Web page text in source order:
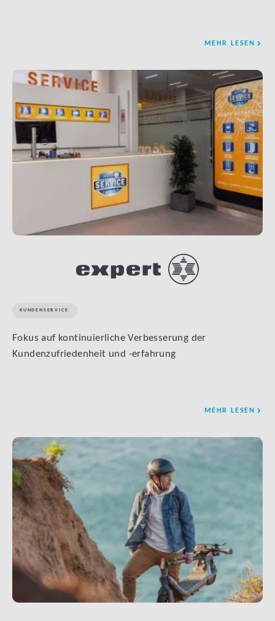
MEHR LESEN
KUNDENSERVICE
Fokus auf kontinuierliche Verbesserung der
Kundenzufriedenheit und -erfahrung
MEHR LESEN
LINK BTN